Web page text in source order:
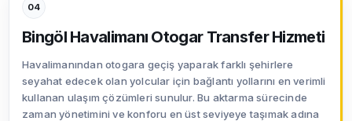
04
Bingöl Havalimanı Otogar Transfer Hizmeti
Havalimanından otogara geçiş yaparak farklı şehirlere
seyahat edecek olan yolcular için bağlantı yollarını en verimli
kullanan ulaşım çözümleri sunulur. Bu aktarma sürecinde
zaman yönetimini ve konforu en üst seviyeye taşımak adına